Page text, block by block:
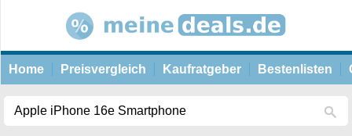
Home Preisvergleich Kaufratgeber Bestenlisten